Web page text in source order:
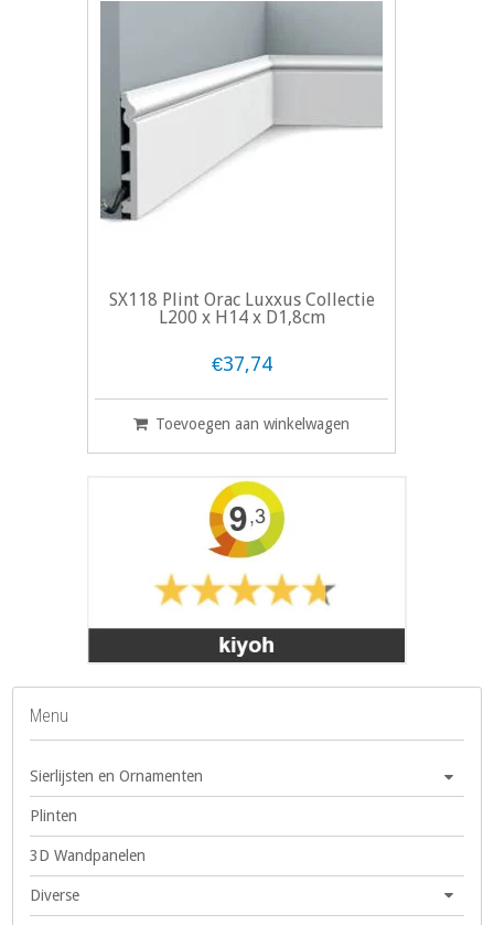
SX118 Plint Orac Luxxus Collectie
L200 x H14 x D1,8cm
€37,74
Toevoegen aan winkelwagen
Menu
Sierlijsten en Ornamenten
Plinten
3D Wandpanelen
Diverse